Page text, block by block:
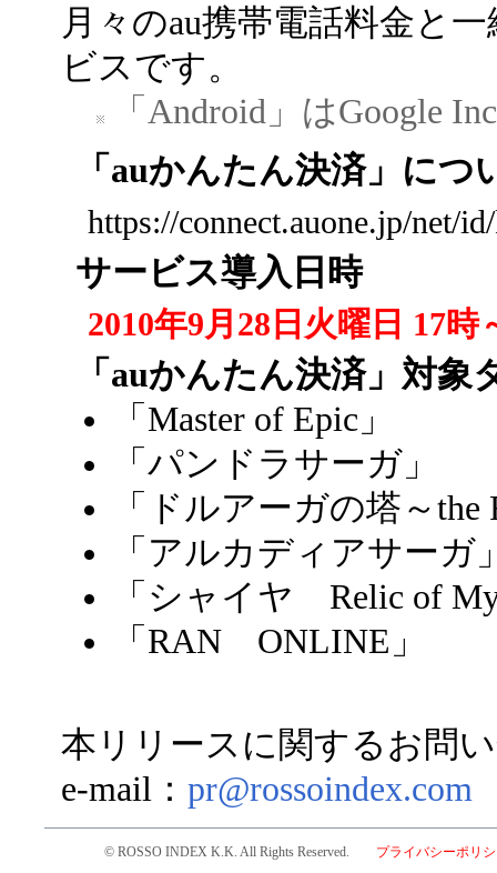
月々のau携帯電話料金と
ビスです。
「Android」はGoogle
「auかんたん決済」につ
https://connect.auone.jp/net/
サービス導入日時
2010年9月28日火曜日 17時
「auかんたん決済」対象
「Master of Epic」
「パンドラサーガ」
「ドルアーガの塔～
「アルカディアサーガ
「シャイヤ Relic of
「RAN ONLINE」
本リリースに関するお問
e-mail： pr@rossoindex.com